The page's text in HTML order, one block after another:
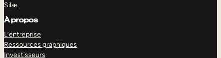
Silæ
À propos
L’entreprise
Ressources graphiques
Investisseurs